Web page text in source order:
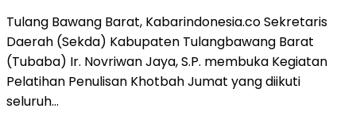
Tulang Bawang Barat, Kabarindonesia.co Sekretaris
Daerah (Sekda) Kabupaten Tulangbawang Barat
(Tubaba) Ir. Novriwan Jaya, S.P. membuka Kegiatan
Pelatihan Penulisan Khotbah Jumat yang diikuti
seluruh…